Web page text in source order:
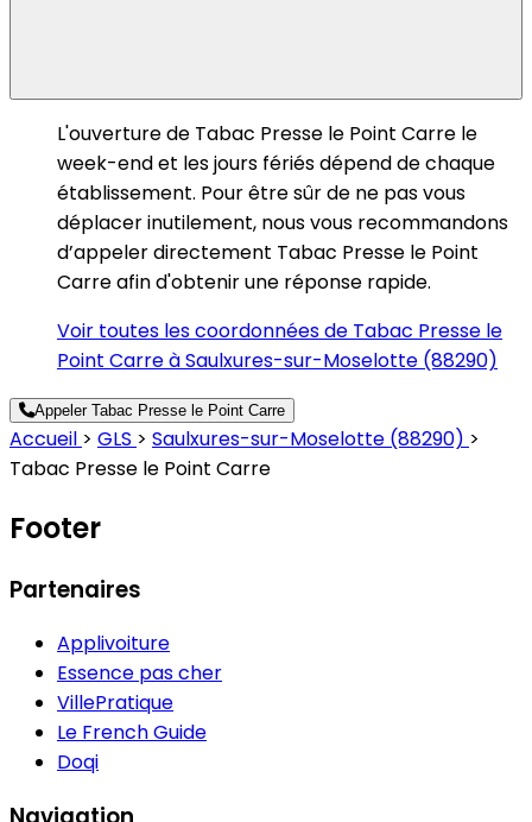
L'ouverture de Tabac Presse le Point Carre le
week-end et les jours fériés dépend de chaque
établissement. Pour être sûr de ne pas vous
déplacer inutilement, nous vous recommandons
d’appeler directement Tabac Presse le Point
Carre afin d'obtenir une réponse rapide.
Voir toutes les coordonnées de Tabac Presse le
Point Carre à Saulxures-sur-Moselotte (88290)
Appeler Tabac Presse le Point Carre
Accueil > GLS > Saulxures-sur-Moselotte (88290) >
Tabac Presse le Point Carre
Footer
Partenaires
Applivoiture
Essence pas cher
VillePratique
Le French Guide
Doqi